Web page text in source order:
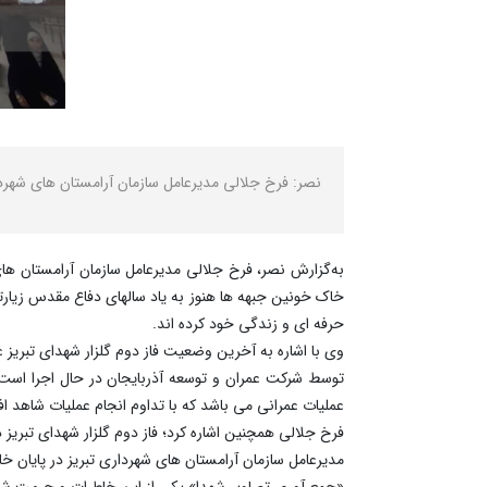
نصر: فرخ جلالی مدیرعامل سازمان آرامستان های
به‌گزارش‌ نصر، فرخ جلالی مدیرعامل سازمان آرامستان
خاک خونین جبهه ها هنوز به یاد سالهای دفاع مقدس
حرفه ای و زندگی خود کرده اند.
وی با اشاره به آخرین وضعیت فاز دوم گلزار شهدای
توسط شرکت عمران و توسعه آذربایجان در حال اجرا
عملیات عمرانی می باشد که با تداوم انجام عملیات شاهد
فرخ جلالی همچنین اشاره کرد؛ فاز دوم گلزار شهدای
مدیرعامل سازمان آرامستان های شهرداری تبریز در